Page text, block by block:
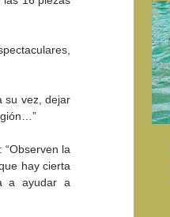
su vez, dejar
la
hay cierta
a ayudar a
CEART Mexicali, oferta
Campamento gratuito de
verano